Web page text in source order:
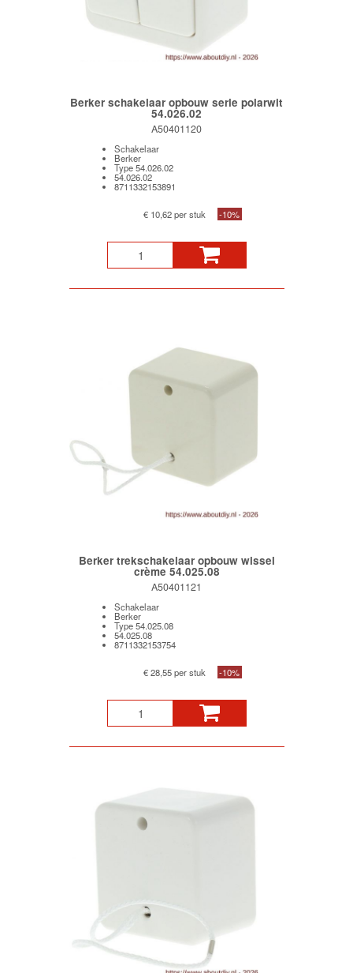
Berker schakelaar opbouw serie polarwit
54.026.02
A50401120
Schakelaar
Berker
Type 54.026.02
54.026.02
8711332153891
€ 10,62 per stuk -10%
Berker trekschakelaar opbouw wissel
crème 54.025.08
A50401121
Schakelaar
Berker
Type 54.025.08
54.025.08
8711332153754
€ 28,55 per stuk -10%